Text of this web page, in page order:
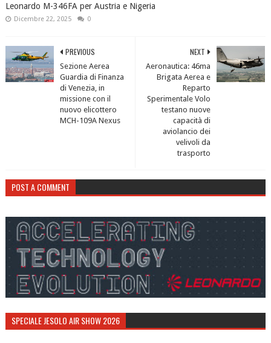
Leonardo M-346FA per Austria e Nigeria
Dicembre 22, 2025 0
NEXT
Aeronautica: 46ma
Brigata Aerea e
Reparto
Sperimentale Volo
testano nuove
capacità di
aviolancio dei
velivoli da
trasporto
PREVIOUS
Sezione Aerea
Guardia di Finanza
di Venezia, in
missione con il
nuovo elicottero
MCH-109A Nexus
POST A COMMENT
SPECIALE JESOLO AIR SHOW 2026